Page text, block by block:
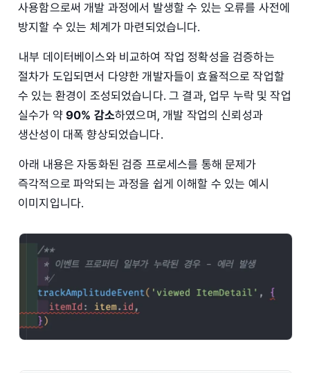
사용함으로써 개발 과정에서 발생할 수 있는 오류를 사전에
방지할 수 있는 체계가 마련되었습니다.
내부 데이터베이스와 비교하여 작업 정확성을 검증하는
절차가 도입되면서 다양한 개발자들이 효율적으로 작업할
수 있는 환경이 조성되었습니다. 그 결과, 업무 누락 및 작업
실수가 약90% 감소하였으며, 개발 작업의 신뢰성과
생산성이 대폭 향상되었습니다.
아래 내용은 자동화된 검증 프로세스를 통해 문제가
즉각적으로 파악되는 과정을 쉽게 이해할 수 있는 예시
이미지입니다.